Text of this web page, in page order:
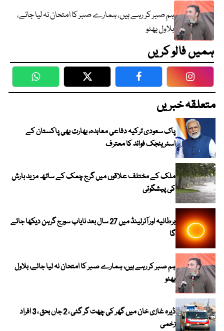
ہم صبر کر رہے ہیں، ہمارے صبر کا امتحان نہ لیا جائے،
بلاول بھٹو
ہمیں فالو کریں
WhatsApp Twitter Facebook
متعلقہ خبریں
پاک سعودی ترکیہ دفاعی معاہدہ، بھارت بھی پاکستان کے
اسٹریٹجک فوائد کا معترف
ملک کے مختلف علاقوں میں گرج چمک کے ساتھ مزید بارش
کی پیشگوئی
برطانیہ اور آئرلینڈ میں 27 سال بعد نایاب سورج گرہن دیکھا جائے
گا
ہم صبر کر رہے ہیں، ہمارے صبر کا امتحان نہ لیا جائے، بلاول
بھٹو
ڈیرہ غازی خان میں گھر کی چھت گر گئی ، 2 جاں بحق ، 3 افراد
زخمی